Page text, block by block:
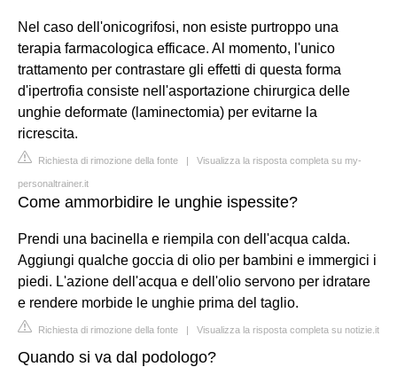
Nel caso dell'onicogrifosi, non esiste purtroppo una
terapia farmacologica efficace. Al momento, l'unico
trattamento per contrastare gli effetti di questa forma
d'ipertrofia consiste nell'asportazione chirurgica delle
unghie deformate (laminectomia) per evitarne la
ricrescita.
Richiesta di rimozione della fonte | Visualizza la risposta completa su my-
personaltrainer.it
Come ammorbidire le unghie ispessite?
Prendi una bacinella e riempila con dell'acqua calda.
Aggiungi qualche goccia di olio per bambini e immergici i
piedi. L'azione dell'acqua e dell'olio servono per idratare
e rendere morbide le unghie prima del taglio.
Richiesta di rimozione della fonte | Visualizza la risposta completa su notizie.it
Quando si va dal podologo?